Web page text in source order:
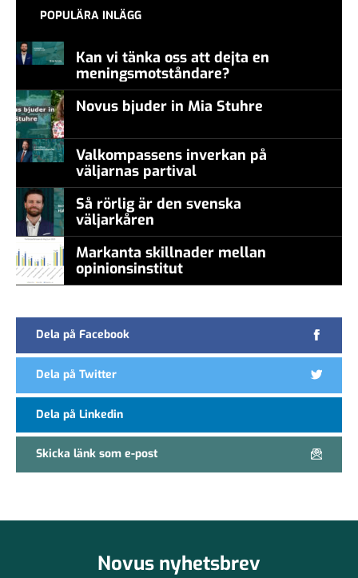
POPULÄRA INLÄGG
Kan vi tänka oss att dejta en
meningsmotståndare?
Novus bjuder in Mia Stuhre
Valkompassens inverkan på
väljarnas partival
Så rörlig är den svenska
väljarkåren
Markanta skillnader mellan
opinionsinstitut
Dela på Facebook
Dela på Twitter
Dela på Linkedin
Skicka länk som e-post
Novus nyhetsbrev